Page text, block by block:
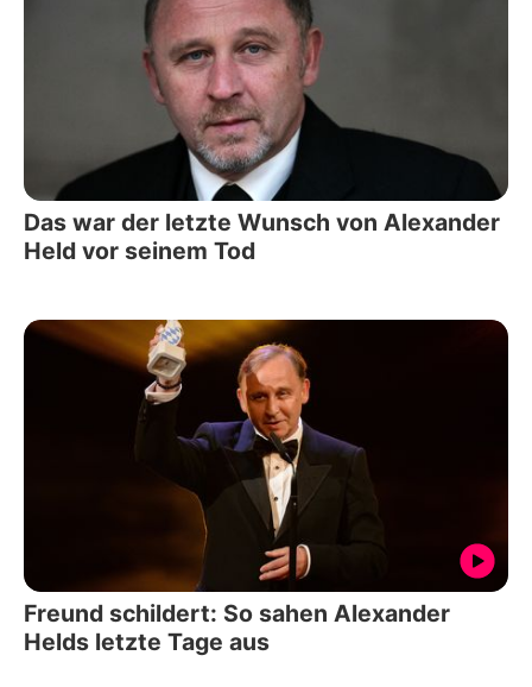
Das war der letzte Wunsch von Alexander
Held vor seinem Tod
Freund schildert: So sahen Alexander
Helds letzte Tage aus